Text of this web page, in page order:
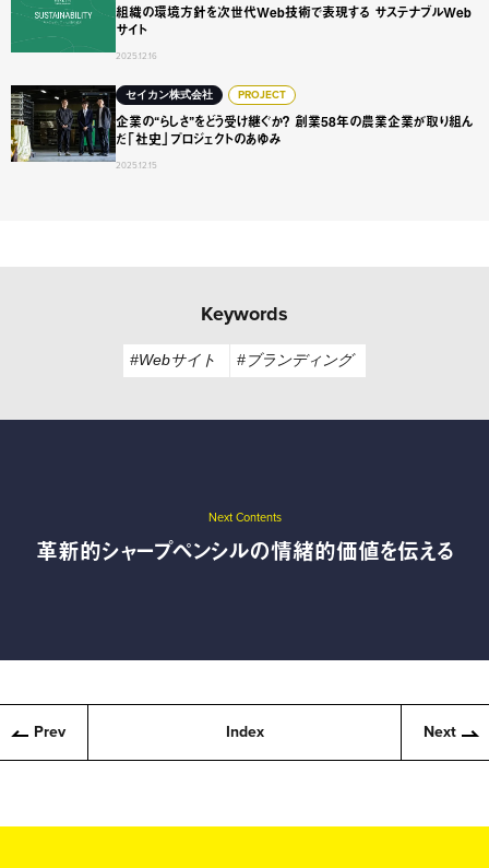
組織の環境方針を次世代Web技術で表現する サステナブルWeb
サイト
2025.12.16
セイカン株式会社 PROJECT
企業の“らしさ”をどう受け継ぐか？ 創業58年の農業企業が取り組ん
だ「社史」プロジェクトのあゆみ
2025.12.15
企業の“らしさ”をどう受け継ぐか？ 創業58年の農業企業が
Keywords
#Webサイト #ブランディング
Next Contents
革新的シャープペンシルの情緒的価値を伝える
Prev Index Next